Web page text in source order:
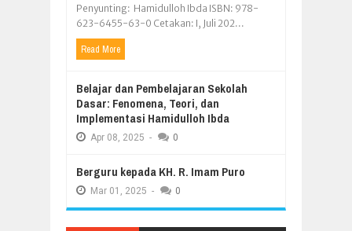
Penyunting: Hamidulloh Ibda ISBN: 978-
623-6455-63-0 Cetakan: I, Juli 202...
Read More
Belajar dan Pembelajaran Sekolah
Dasar: Fenomena, Teori, dan
Implementasi Hamidulloh Ibda
Apr 08, 2025 - 0
Berguru kepada KH. R. Imam Puro
Mar 01, 2025 - 0